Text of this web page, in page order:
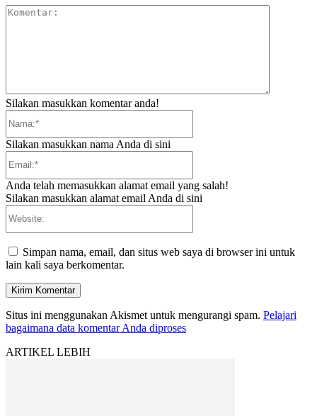
Silakan masukkan komentar anda!
Silakan masukkan nama Anda di sini
Anda telah memasukkan alamat email yang salah!
Silakan masukkan alamat email Anda di sini
Simpan nama, email, dan situs web saya di browser ini untuk
lain kali saya berkomentar.
Situs ini menggunakan Akismet untuk mengurangi spam. Pelajari
bagaimana data komentar Anda diproses
ARTIKEL LEBIH